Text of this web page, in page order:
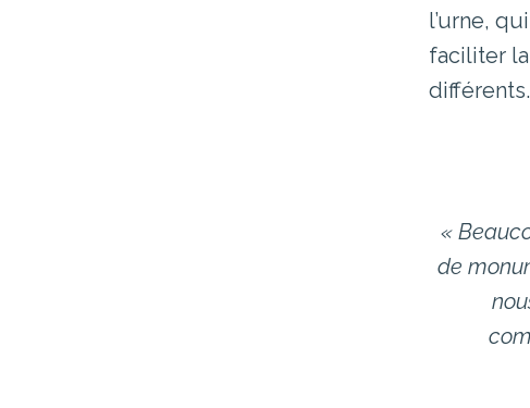
l’urne,
faciliter
différents.
«
de